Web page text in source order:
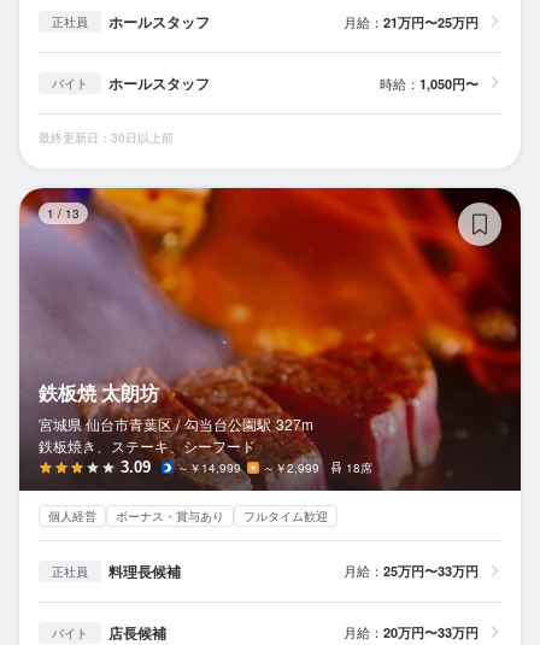
正社員 ホールスタッフ 月給： 21万円〜25万円
バイト ホールスタッフ 時給： 1,050円〜
最終更新日：30日以上前
1 / 13
鉄板焼 太朗坊
宮城県 仙台市青葉区 / 勾当台公園駅 327m
鉄板焼き、ステーキ、シーフード
3.09 ～￥14,999 ～￥2,999 18席
個人経営 ボーナス・賞与あり フルタイム歓迎
正社員 料理長候補 月給： 25万円〜33万円
バイト 店長候補 月給： 20万円〜33万円